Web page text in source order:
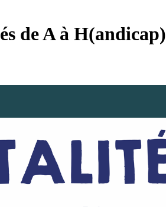
de A à H(andicap)